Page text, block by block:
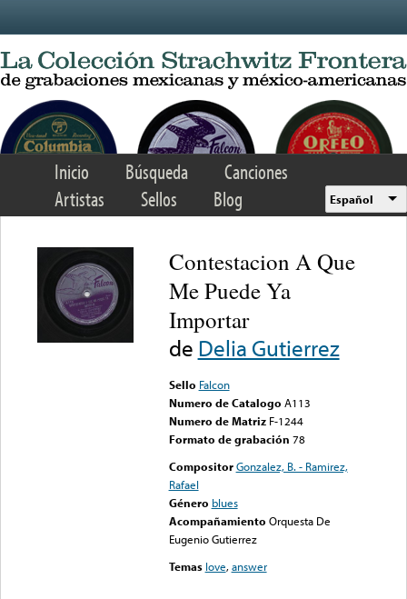
Inicio Búsqueda
Canciones
Artistas
Sellos Blog Español
Contestacion A Que
Me Puede Ya
Importar
de Delia Gutierrez
Sello Falcon
Numero de Catalogo A113
Numero de Matriz F-1244
Formato de grabación 78
Compositor Gonzalez, B. - Ramirez,
Rafael
Género blues
Acompañamiento Orquesta De
Eugenio Gutierrez
Temas love,answer